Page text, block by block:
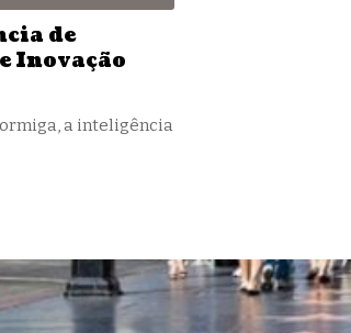
de
Inovação
a inteligência